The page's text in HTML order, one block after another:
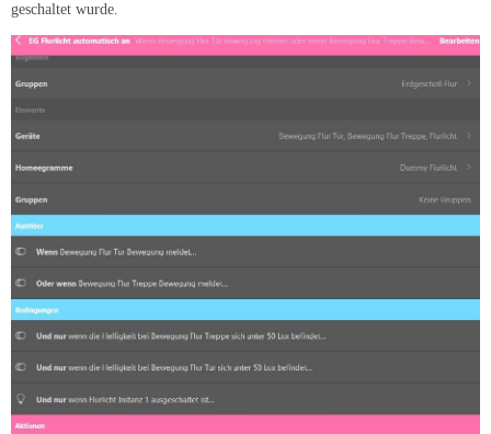
geschaltet wurde.